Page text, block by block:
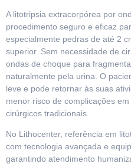
A litotripsia extracorpórea por
procedimento seguro e eficaz
especialmente pedras de até 2
superior. Sem necessidade de
ondas de choque para
naturalmente pela urina. O
leve e pode retornar às suas
menor risco de complicações
cirúrgicos tradicionais.
No Lithocenter, referência em
com tecnologia avançada e
garantindo atendimento